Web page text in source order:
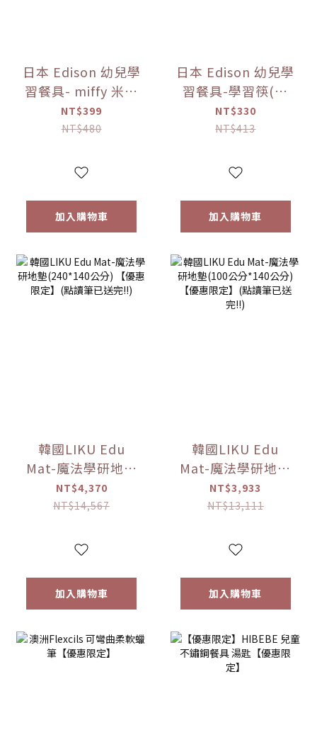
日本 Edison 幼兒學
習餐具- miffy 米菲
寶餐具【優惠限
NT$399
NT$480
加入購物車
日本 Edison 幼兒學
習餐具-學習筷(右
手) -miffy 米菲兔
(右手)/(左手)【優
NT$330
NT$413
加入購物車
韓國LIKU Edu
Mat-魔法學研地墊
(240*140公分)
【優惠限定】(點讀
NT$4,370
NT$14,567
加入購物車
韓國LIKU Edu
Mat-魔法學研地墊
(100公分*140公分)
【優惠限定】(點讀
NT$3,933
NT$13,111
加入購物車